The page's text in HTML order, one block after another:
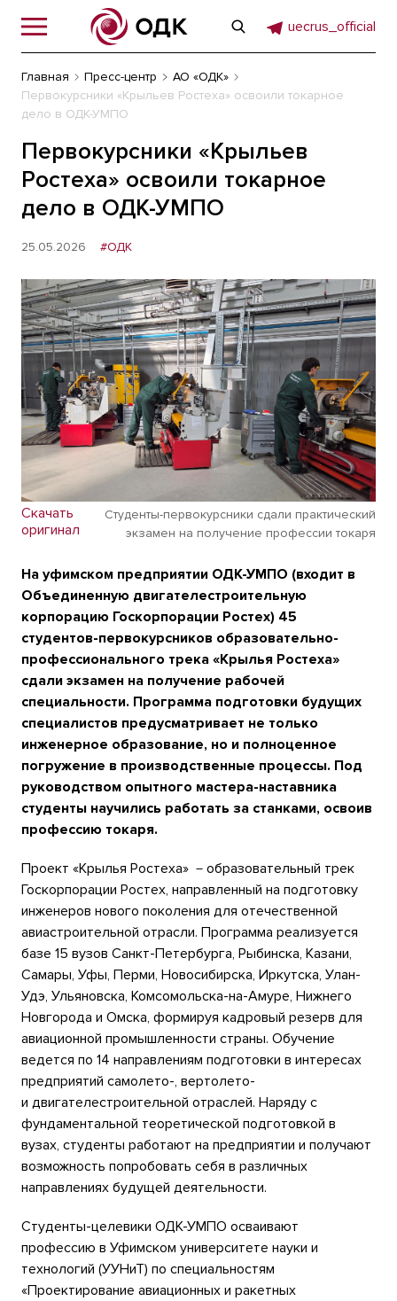
uecrus_official
Главная Пресс-центр
АО «ОДК»
Первокурсники «Крыльев Ростеха» освоили токарное
дело в ОДК-УМПО
Первокурсники «Крыльев
Ростеха» освоили токарное
дело в ОДК-УМПО
25.05.2026 #ОДК
Скачать
оригинал
Студенты-первокурсники сдали практический
экзамен на получение профессии токаря
На уфимском предприятии ОДК-УМПО (входит в
Объединенную двигателестроительную
корпорацию Госкорпорации Ростех) 45
студентов-первокурсников образовательно-
профессионального трека «Крылья Ростеха»
сдали экзамен на получение рабочей
специальности. Программа подготовки будущих
специалистов предусматривает не только
инженерное образование, но и полноценное
погружение в производственные процессы. Под
руководством опытного мастера-наставника
студенты научились работать за станками, освоив
профессию токаря.
Проект «Крылья Ростеха» －образовательный трек
Госкорпорации Ростех, направленный на подготовку
инженеров нового поколения для отечественной
авиастроительной отрасли. Программа реализуется
базе 15 вузов Санкт-Петербурга, Рыбинска, Казани,
Самары, Уфы, Перми, Новосибирска, Иркутска, Улан-
Удэ, Ульяновска, Комсомольска-на-Амуре, Нижнего
Новгорода и Омска, формируя кадровый резерв для
авиационной промышленности страны. Обучение
ведется по 14 направлениям подготовки в интересах
предприятий самолето-, вертолето-
и двигателестроительной отраслей. Наряду с
фундаментальной теоретической подготовкой в
вузах, студенты работают на предприятии и получают
возможность попробовать себя в различных
направлениях будущей деятельности.
Студенты-целевики ОДК-УМПО осваивают
профессию в Уфимском университете науки и
технологий (УУНиТ) по специальностям
«Проектирование авиационных и ракетных